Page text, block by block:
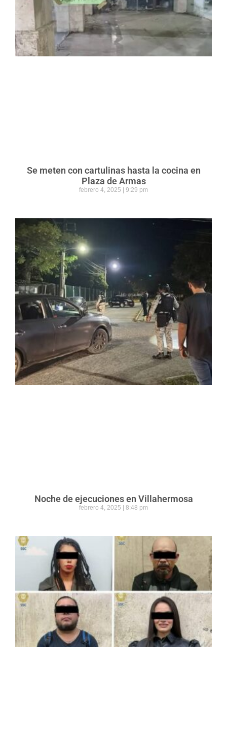
Se meten con cartulinas hasta la cocina en
Plaza de Armas
febrero 4, 2025 9:29 pm
Noche de ejecuciones en Villahermosa
febrero 4, 2025 8:48 pm